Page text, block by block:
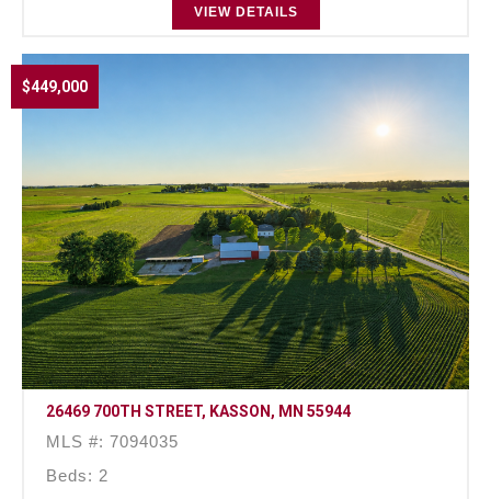
VIEW DETAILS
$449,000
26469 700TH STREET, KASSON, MN 55944
MLS #: 7094035
Beds: 2